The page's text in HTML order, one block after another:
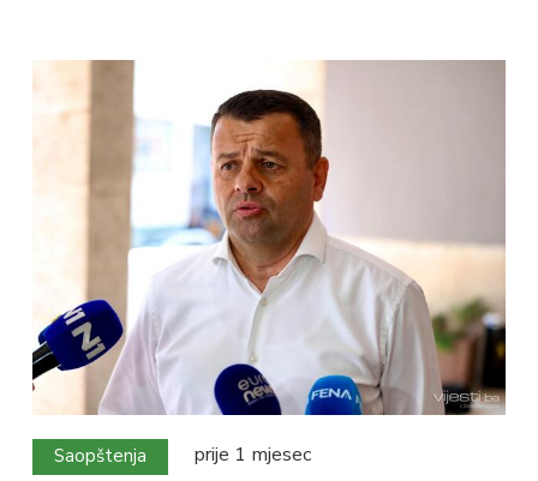
Saopštenja prije 1 mjesec